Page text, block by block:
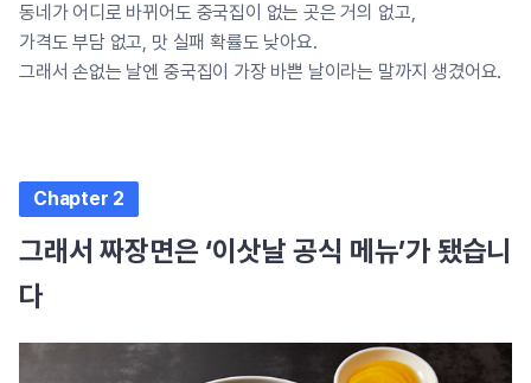
동네가 어디로 바뀌어도 중국집이 없는 곳은 거의 없고,
가격도 부담 없고, 맛 실패 확률도 낮아요.
그래서 손없는 날엔 중국집이 가장 바쁜 날이라는 말까지 생겼어요.
Chapter 2
그래서 짜장면은 ‘이삿날 공식 메뉴’가 됐습니
다